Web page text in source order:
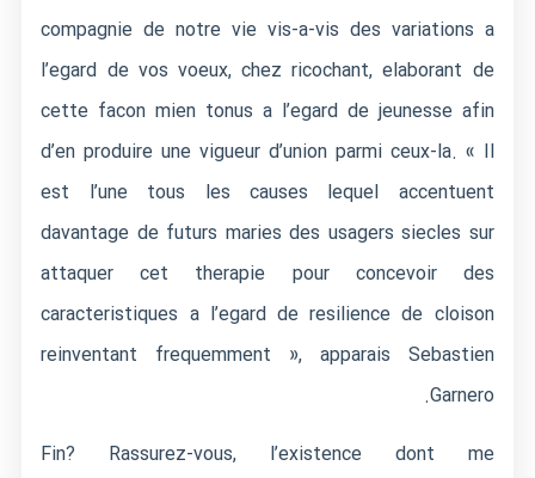
compagnie de notre vie vis-a-vis des variations a
l’egard de vos voeux, chez ricochant, elaborant de
cette facon mien tonus a l’egard de jeunesse afin
d’en produire une vigueur d’union parmi ceux-la. « Il
est l’une tous les causes lequel accentuent
davantage de futurs maries des usagers siecles sur
attaquer cet therapie pour concevoir des
caracteristiques a l’egard de resilience de cloison
reinventant frequemment », apparais Sebastien
Garnero.
Fin? Rassurez-vous, l’existence dont me